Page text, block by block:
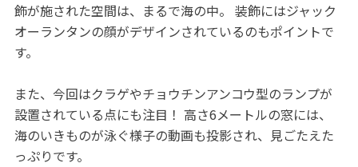
飾が施された空間は、まるで海の中。 装飾にはジャック
オーランタンの顔がデザインされているのもポイントで
す。
また、今回はクラゲやチョウチンアンコウ型のランプが
設置されている点にも注目！ 高さ6メートルの窓には、
海のいきものが泳ぐ様子の動画も投影され、見ごたえた
っぷりです。